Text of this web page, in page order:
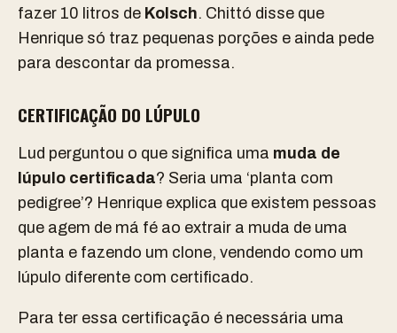
fazer 10 litros de Kolsch. Chittó disse que
Henrique só traz pequenas porções e ainda pede
para descontar da promessa.
CERTIFICAÇÃO DO LÚPULO
Lud perguntou o que significa uma muda de
lúpulo certificada? Seria uma ‘planta com
pedigree’? Henrique explica que existem pessoas
que agem de má fé ao extrair a muda de uma
planta e fazendo um clone, vendendo como um
lúpulo diferente com certificado.
Para ter essa certificação é necessária uma